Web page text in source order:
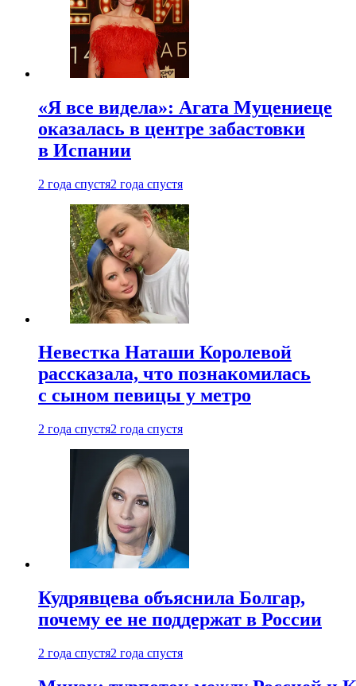
«Я все видела»: Агата Муцениеце
оказалась в центре забастовки
в Испании
2 года спустя2 года спустя
Невестка Наташи Королевой
рассказала, что познакомилась
с сыном певицы у метро
2 года спустя2 года спустя
Кудрявцева объяснила Болгар,
почему ее не поддержат в России
2 года спустя2 года спустя